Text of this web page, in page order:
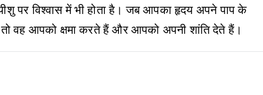
पर विश्वास में भी होता है। जब आपका हृदय अपने पाप के
वह आपको क्षमा करते हैं और आपको अपनी शांति देते हैं।